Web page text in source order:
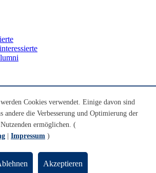
2026
Cookies verwendet. Einige davon sind
andere die Verbesserung und Optimierung der
ermöglichen. (
Impressum )
Akzeptieren